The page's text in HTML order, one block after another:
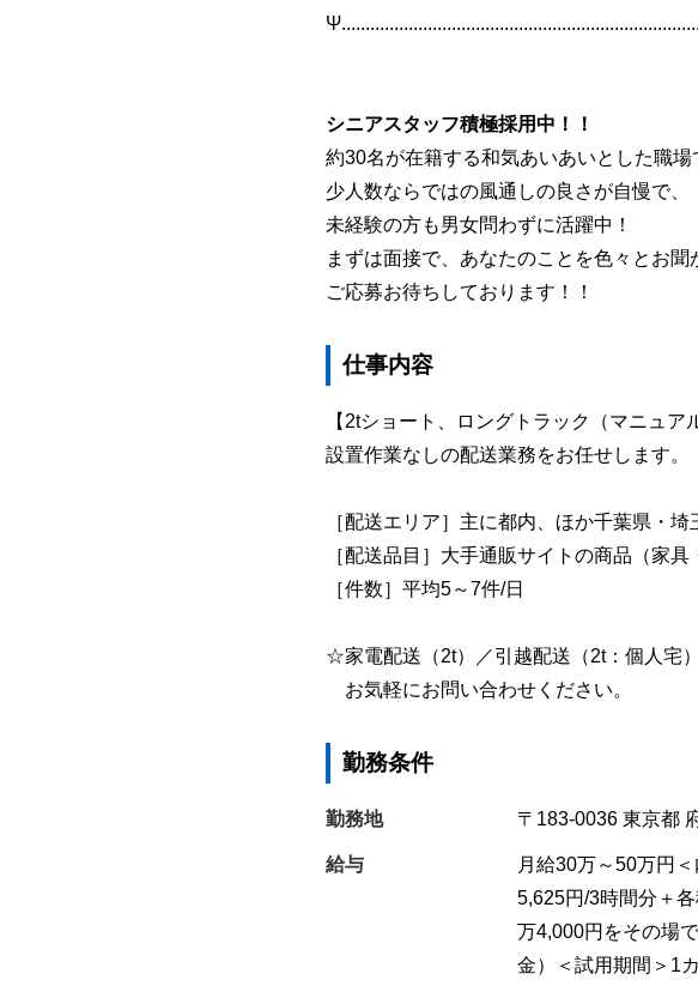
シニアスタッフ積極採用中！！
約30名が在籍する和気あいあいとした職場
少人数ならではの風通しの良さが自慢で、
未経験の方も男女問わずに活躍中！
まずは面接で、あなたのことを色々とお聞
ご応募お待ちしております！！
仕事内容
【2tショート、ロングトラック（マニュア
設置作業なしの配送業務をお任せします。
［配送エリア］主に都内、ほか千葉県・
［配送品目］大手通販サイトの商品（家具
［件数］平均5～7件/日
☆家電配送（2t）／引越配送（2t：個人宅
お気軽にお問い合わせください。
勤務条件
勤務地 〒183-0036 東京都
給与
月給30万～50万円
5,625円/3時間分＋
万4,000円をその場
金）＜試用期間＞1